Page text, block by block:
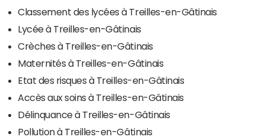
Classement des lycées à Treilles-en-Gâtinais
Lycée à Treilles-en-Gâtinais
Crèches à Treilles-en-Gâtinais
Maternités à Treilles-en-Gâtinais
Etat des risques à Treilles-en-Gâtinais
Accès aux soins à Treilles-en-Gâtinais
Délinquance à Treilles-en-Gâtinais
Pollution à Treilles-en-Gâtinais